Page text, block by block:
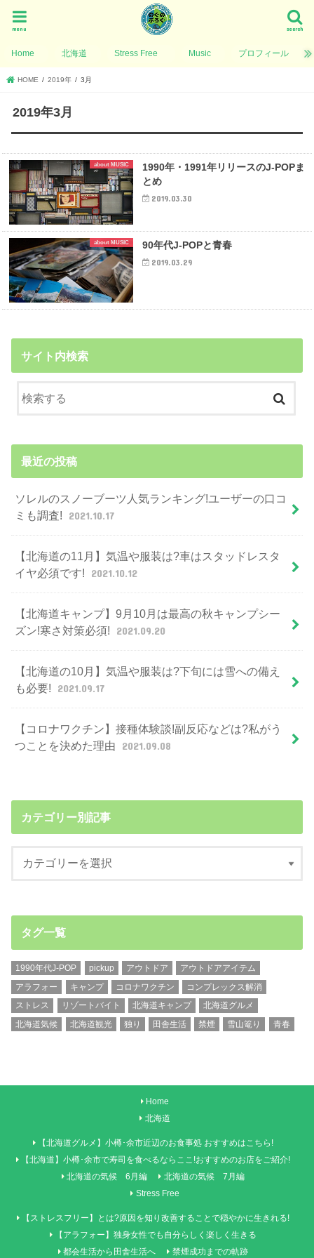
search
menu
Home 北海道 Stress Free Music プロフィール
HOME 2019年 3月
2019年3月
about MUSIC
1990年・1991年リリースのJ-POPま
とめ
2019.03.30
about MUSIC 90年代J-POPと青春
2019.03.29
サイト内検索
最近の投稿
ソレルのスノーブーツ人気ランキング!ユーザーの口コ
ミも調査!
2021.10.17
【北海道の11月】気温や服装は?車はスタッドレスタ
イヤ必須です!
2021.10.12
【北海道キャンプ】9月10月は最高の秋キャンプシー
ズン!寒さ対策必須!
2021.09.20
【北海道の10月】気温や服装は?下旬には雪への備え
も必要!
2021.09.17
【コロナワクチン】接種体験談!副反応などは?私がう
つことを決めた理由
2021.09.08
カテゴリー別記事
タグ一覧
1990年代J-POP pickup アウトドア
アウトドアアイテム
アラフォー
キャンプ コロナワクチン
コンプレックス解消
ストレス
リゾートバイト 北海道キャンプ
北海道グルメ
北海道気候
北海道観光 独り 田舎生活 禁煙 雪山篭り 青春
Home
北海道
【北海道グルメ】小樽･余市近辺のお食事処 おすすめはこちら!
【北海道】小樽･余市で寿司を食べるならここ!おすすめのお店をご紹介!
北海道の気候 6月編
北海道の気候 7月編
Stress Free
【ストレスフリー】とは?原因を知り改善することで穏やかに生きれる!
【アラフォー】独身女性でも自分らしく楽しく生きる
都会生活から田舎生活へ
禁煙成功までの軌跡